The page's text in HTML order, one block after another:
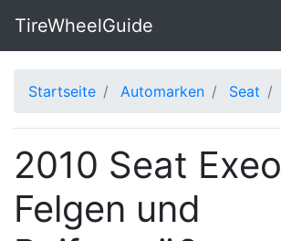
TireWheelGuide
Startseite Automarken Seat
2010 Seat Exeo
Felgen und